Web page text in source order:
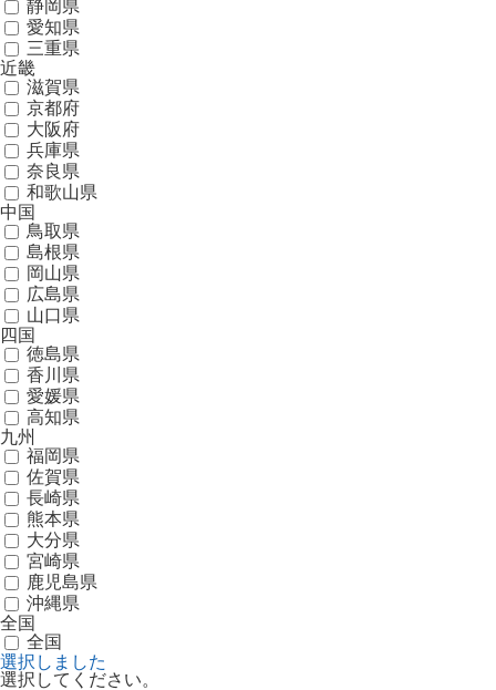
静岡県
愛知県
三重県
近畿
滋賀県
京都府
大阪府
兵庫県
奈良県
和歌山県
中国
鳥取県
島根県
岡山県
広島県
山口県
四国
徳島県
香川県
愛媛県
高知県
九州
福岡県
佐賀県
長崎県
熊本県
大分県
宮崎県
鹿児島県
沖縄県
全国
全国
選択しました
選択してください。